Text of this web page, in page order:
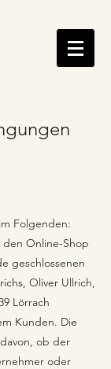
Folgenden:
Online-Shop
geschlossenen
Oliver Ullrich,
Lörrach
Kunden. Die
ob der
oder